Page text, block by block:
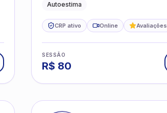
Autoestima
CRP ativo Online Avaliações
SESSÃO
R$ 80